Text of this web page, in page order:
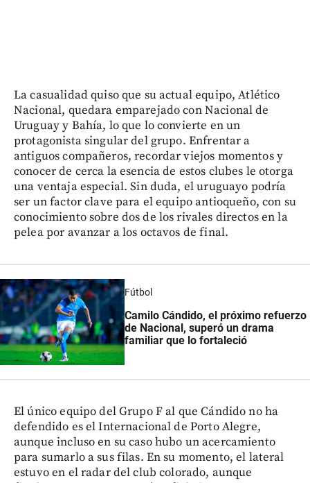
La casualidad quiso que su actual equipo, Atlético
Nacional, quedara emparejado con Nacional de
Uruguay y Bahía, lo que lo convierte en un
protagonista singular del grupo. Enfrentar a
antiguos compañeros, recordar viejos momentos y
conocer de cerca la esencia de estos clubes le otorga
una ventaja especial. Sin duda, el uruguayo podría
ser un factor clave para el equipo antioqueño, con su
conocimiento sobre dos de los rivales directos en la
pelea por avanzar a los octavos de final.
Fútbol
Camilo Cándido, el próximo refuerzo
de Nacional, superó un drama
familiar que lo fortaleció
El único equipo del Grupo F al que Cándido no ha
defendido es el Internacional de Porto Alegre,
aunque incluso en su caso hubo un acercamiento
para sumarlo a sus filas. En su momento, el lateral
estuvo en el radar del club colorado, aunque